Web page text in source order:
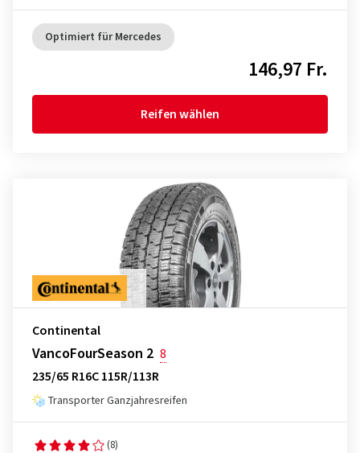
Optimiert für Mercedes
146,97 Fr.
Reifen wählen
Continental
VancoFourSeason 2 8
235/65 R16C 115R/113R
Transporter Ganzjahresreifen
(8)